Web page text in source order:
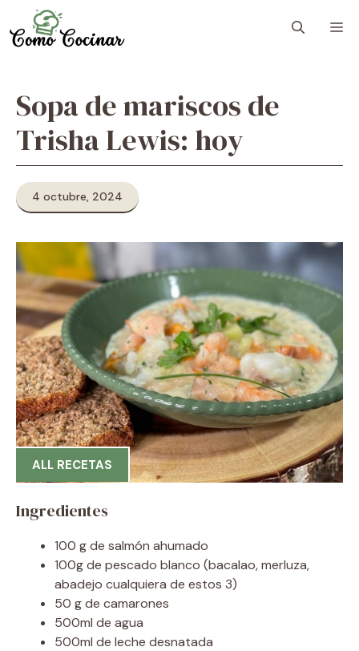
to
content
Sopa de mariscos de
Trisha Lewis: hoy
4 octubre, 2024
ALL RECETAS
Ingredientes
100 g de salmón ahumado
100g de pescado blanco (bacalao, merluza,
abadejo cualquiera de estos 3)
50 g de camarones
500ml de agua
500ml de leche desnatada